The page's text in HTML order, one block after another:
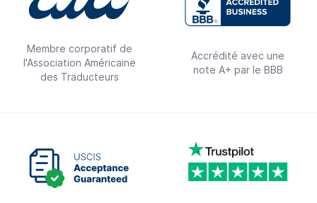
Membre corporatif de
l'Association Américaine
des Traducteurs
Accrédité avec une
note A+ par le BBB